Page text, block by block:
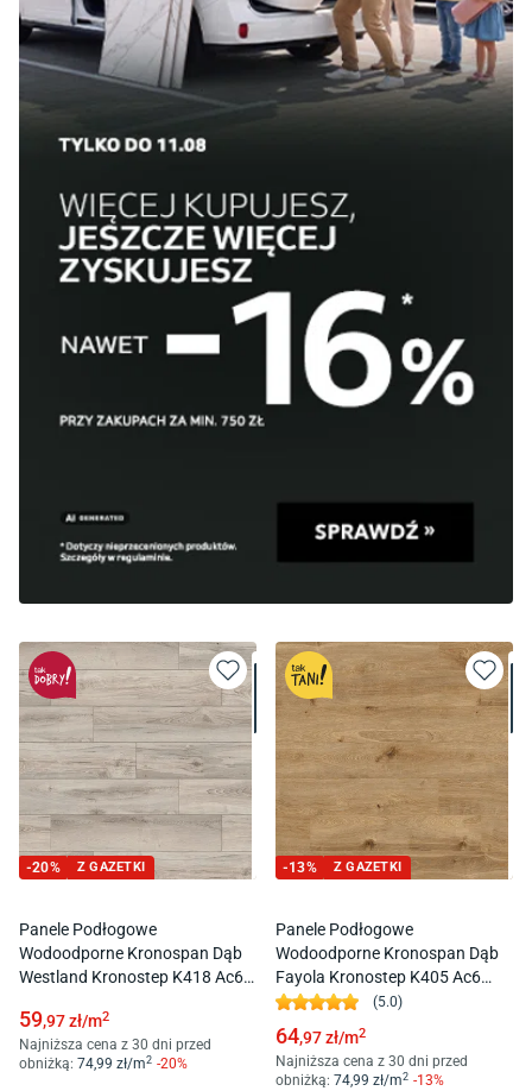
-20% Z GAZETKI
Panele Podłogowe
Wodoodporne Kronospan Dąb
Westland Kronostep K418 Ac6
59,97zł/m2
Najniższa cena z 30 dni przed
obniżką: 74,99 zł/m2 -20%
-13% Z GAZETKI
Panele Podłogowe
Wodoodporne Kronospan Dąb
Fayola Kronostep K405 Ac6
12Mm
(5.0)
64,97zł/m2
Najniższa cena z 30 dni przed
obniżką: 74,99 zł/m2 -13%